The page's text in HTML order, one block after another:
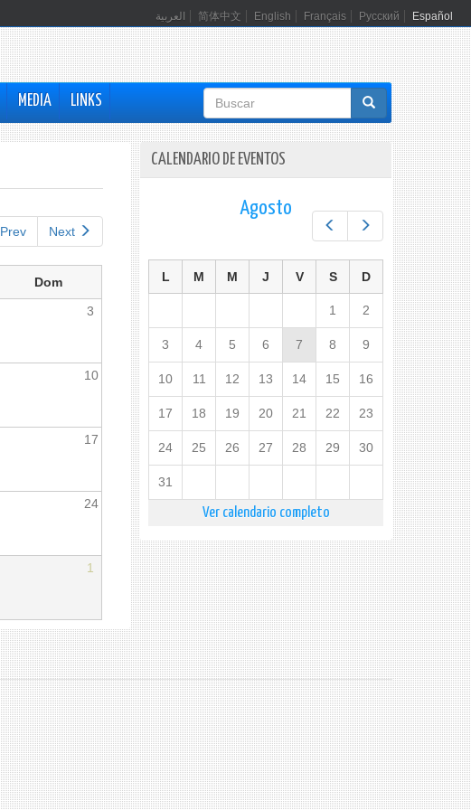
العربية 简体中文 English Français Русский Español
MEDIA LINKS
Formulario
de
búsqueda
Prev Next
Dom
3
10
17
24
1
CALENDARIO DE EVENTOS
Next
Agosto
L M M J V S D
1 2
3 4 5 6 7 8 9
10 11 12 13 14 15 16
17 18 19 20 21 22 23
24 25 26 27 28 29 30
31
Ver calendario completo